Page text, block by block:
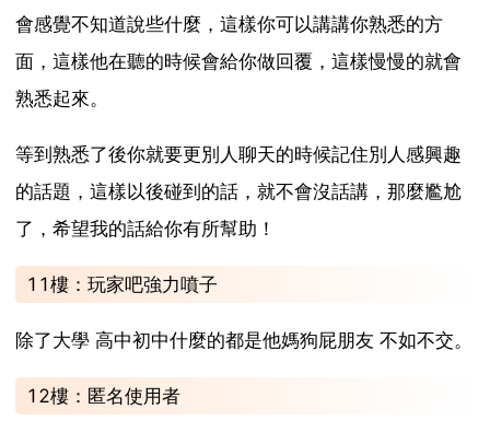
會感覺不知道說些什麼，這樣你可以講講你熟悉的方
面，這樣他在聽的時候會給你做回覆，這樣慢慢的就會
熟悉起來。
等到熟悉了後你就要更別人聊天的時候記住別人感興趣
的話題，這樣以後碰到的話，就不會沒話講，那麼尷尬
了，希望我的話給你有所幫助！
11樓：玩家吧強力噴子
除了大學 高中初中什麼的都是他媽狗屁朋友 不如不交。
12樓：匿名使用者